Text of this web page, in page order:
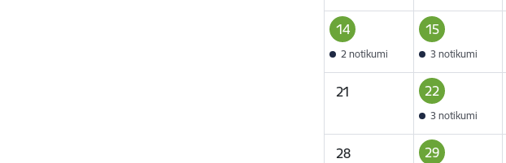
14
2 notikumi
15
3 notikumi
21 22
3 notikumi
28 29